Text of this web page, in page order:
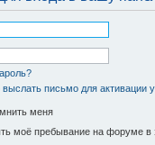
письмо для активации
меня
моё пребывание на форуме в